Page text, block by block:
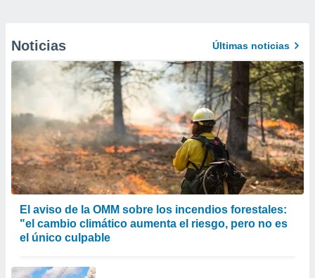
Noticias Últimas noticias
El aviso de la OMM sobre los incendios forestales:
"el cambio climático aumenta el riesgo, pero no es
el único culpable